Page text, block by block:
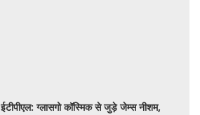
ईटीपीएल: ग्लासगो कॉस्मिक से जुड़े जेम्स नीशम,